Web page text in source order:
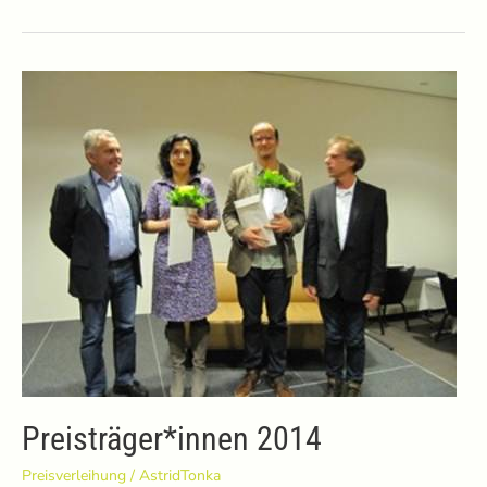
Preisträger*innen 2014
Preisverleihung / AstridTonka